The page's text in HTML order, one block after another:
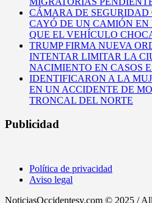
CÁMARA DE SEGURIDAD
CAYÓ DE UN CAMIÓN
QUE EL VEHÍCULO
TRUMP FIRMA NUEVA
INTENTAR LIMITAR LA
NACIMIENTO EN CASOS
IDENTIFICARON A LA
EN UN ACCIDENTE DE
TRONCAL DEL NORTE
Publicidad
Política de privacidad
Aviso legal
NoticiasOccidentesv.com © 2025 /